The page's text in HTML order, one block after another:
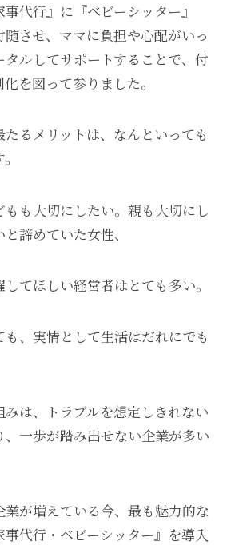
代行』に『ベビーシッター』
随させ、ママに負担や心配がいっ
ルしてサポートすることで、付
を図って参りました。
るメリットは、なんといっても
も大切にしたい。親も大切にし
諦めていた女性、
てほしい経営者はとても多い。
、実情として生活はだれにでも
みは、トラブルを想定しきれない
、一歩が踏み出せない企業が多い
が増えている今、最も魅力的な
代行・ベビーシッター』を導入